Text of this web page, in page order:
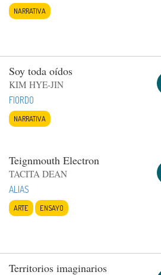
NARRATIVA
Soy toda oídos
KIM HYE-JIN
FIORDO
NARRATIVA
Teignmouth Electron
TACITA DEAN
ALIAS
ARTE ENSAYO
Territorios imaginarios